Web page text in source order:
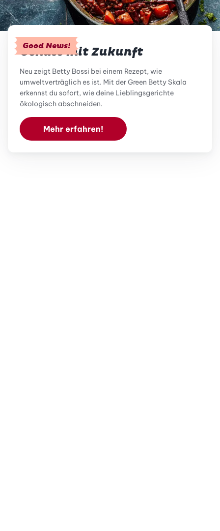
Good News!
Genuss mit Zukunft
Neu zeigt Betty Bossi bei einem Rezept, wie
umweltverträglich es ist. Mit der Green Betty Skala
erkennst du sofort, wie deine Lieblingsgerichte
ökologisch abschneiden.
Mehr erfahren!